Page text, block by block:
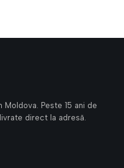
Peste 15 ani de
direct la adresă.